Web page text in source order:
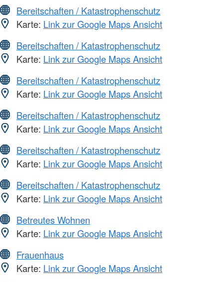
Bereitschaften / Katastrophenschutz
Karte: Link zur Google Maps Ansicht
Bereitschaften / Katastrophenschutz
Karte: Link zur Google Maps Ansicht
Bereitschaften / Katastrophenschutz
Karte: Link zur Google Maps Ansicht
Bereitschaften / Katastrophenschutz
Karte: Link zur Google Maps Ansicht
Bereitschaften / Katastrophenschutz
Karte: Link zur Google Maps Ansicht
Bereitschaften / Katastrophenschutz
Karte: Link zur Google Maps Ansicht
Betreutes Wohnen
Karte: Link zur Google Maps Ansicht
Frauenhaus
Karte: Link zur Google Maps Ansicht